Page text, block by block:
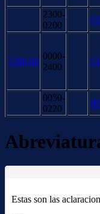
2300-
0200
7280.00
0000-
2400
0050-
0220
Estas son las